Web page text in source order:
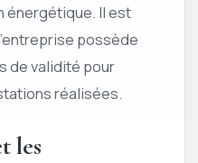
énergétique. Il est
possède
de validité pour
réalisées.
les